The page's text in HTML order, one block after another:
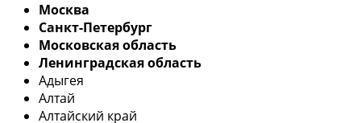
Москва
Санкт-Петербург
Московская область
Ленинградская область
Адыгея
Алтай
Алтайский край